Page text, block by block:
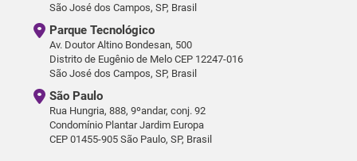
São José dos Campos, SP, Brasil
São Paulo
Rua Hungria, 888, 9ºandar, conj. 92
Condomínio Plantar Jardim Europa
CEP 01455-905 São Paulo, SP, Brasil
Parque Tecnológico
Av. Doutor Altino Bondesan, 500
Distrito de Eugênio de Melo CEP 12247-016
São José dos Campos, SP, Brasil